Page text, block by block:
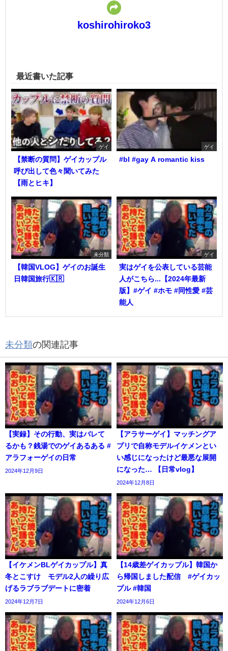
koshirohiroko3
最近書いた記事
ゲイ
【禁断の質問】ゲイカップル
呼び出して色々聞いてみた
【雨とヒキ】
ゲイ
#bl #gay A romantic kiss
未分類
【韓国VLOG】ゲイのお誕生
日韓国旅行🇰🇷
ゲイ
実はゲイを公表している芸能
人がこちら...【2024年最新
版】#ゲイ #ホモ #同性愛 #芸
能人
未分類の関連記事
【実録】その行動、実はバレて
るかも？銭湯でのゲイあるある #
アラフォーゲイの日常
2024年12月9日
【アラサーゲイ】マッチングア
プリで自称モデルイケメンとい
い感じになったけど最悪な展開
になった… 【日常vlog】
2024年12月8日
【イケメンBLゲイカップル】真
冬とこすけ モデル2人の繰り広
げるラブラブデートに密着
2024年12月7日
【14歳差ゲイカップル】韓国か
ら帰国しました配信 #ゲイカッ
プル #韓国
2024年12月6日